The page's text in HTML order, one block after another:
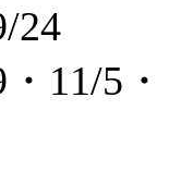
24
11/5・